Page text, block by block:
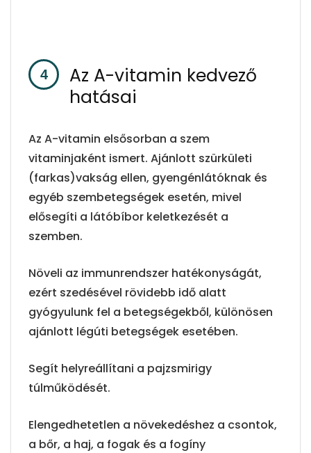
Az A-vitamin kedvező
hatásai
Az A-vitamin elsősorban a szem
vitaminjaként ismert. Ajánlott szürkületi
(farkas)vakság ellen, gyengénlátóknak és
egyéb szembetegségek esetén, mivel
elősegíti a látóbíbor keletkezését a
szemben.
Növeli az immunrendszer hatékonyságát,
ezért szedésével rövidebb idő alatt
gyógyulunk fel a betegségekből, különösen
ajánlott légúti betegségek esetében.
Segít helyreállítani a pajzsmirigy
túlműködését.
Elengedhetetlen a növekedéshez a csontok,
a bőr, a haj, a fogak és a fogíny